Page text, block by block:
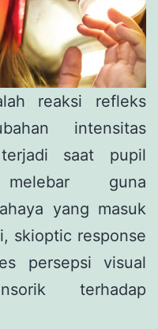
reaksi refleks
intensitas
saat pupil
guna
yang masuk
skioptic response
persepsi visual
terhadap